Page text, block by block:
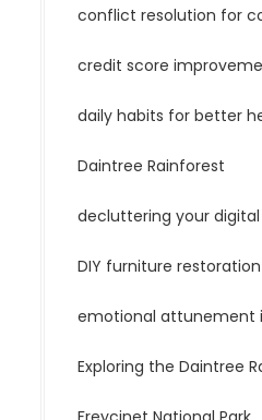
conflict resolution for
credit score
daily habits for better
Daintree Rainforest
decluttering your
DIY furniture
emotional attunement
Exploring the Daintree